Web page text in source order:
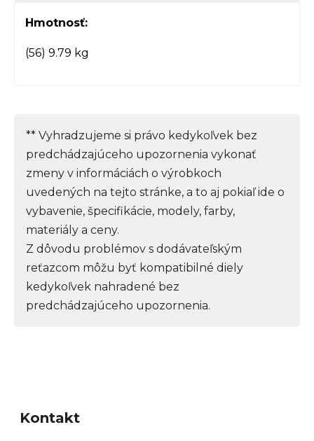
Hmotnosť:
(56) 9.79 kg
** Vyhradzujeme si právo kedykoľvek bez
predchádzajúceho upozornenia vykonať
zmeny v informáciách o výrobkoch
uvedených na tejto stránke, a to aj pokiaľ ide o
vybavenie, špecifikácie, modely, farby,
materiály a ceny.
Z dôvodu problémov s dodávateľským
reťazcom môžu byť kompatibilné diely
kedykoľvek nahradené bez
predchádzajúceho upozornenia.
Kontakt